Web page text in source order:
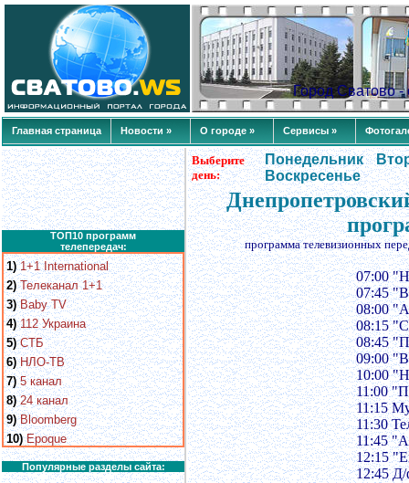
Город Сватово
Главная страница Новости » О городе » Сервисы »
ТОП10 программ
телепередач:
1) 1+1 International
2) Телеканал 1+1
3) Baby TV
4) 112 Украина
5) СТБ
6) НЛО-ТВ
7) 5 канал
8) 24 канал
9) Bloomberg
10) Epoque
Популярные разделы сайта:
Выберите
день:
Понедельник
Воскресенье
программа телевизионных
07:00
07:45
08:00
08:15
08:45
09:00
10:00
11:00
11:15
11:30
11:45
12:15
12:45 Д/